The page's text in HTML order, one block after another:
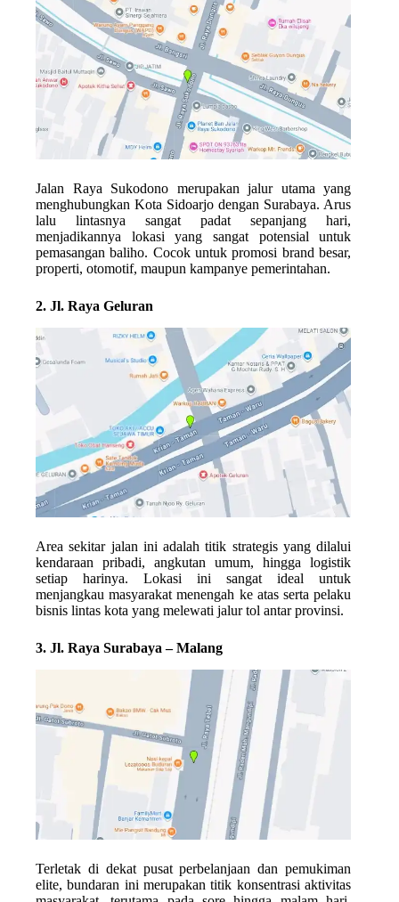
Jalan Raya Sukodono merupakan jalur utama yang
menghubungkan Kota Sidoarjo dengan Surabaya. Arus
lalu lintasnya sangat padat sepanjang hari,
menjadikannya lokasi yang sangat potensial untuk
pemasangan baliho. Cocok untuk promosi brand besar,
properti, otomotif, maupun kampanye pemerintahan.
2. Jl. Raya Geluran
Area sekitar jalan ini adalah titik strategis yang dilalui
kendaraan pribadi, angkutan umum, hingga logistik
setiap harinya. Lokasi ini sangat ideal untuk
menjangkau masyarakat menengah ke atas serta pelaku
bisnis lintas kota yang melewati jalur tol antar provinsi.
3. Jl. Raya Surabaya – Malang
Terletak di dekat pusat perbelanjaan dan pemukiman
elite, bundaran ini merupakan titik konsentrasi aktivitas